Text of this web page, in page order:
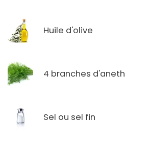
Huile d'olive
4 branches d'aneth
Sel ou sel fin